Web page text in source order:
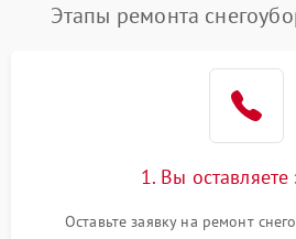
Этапы ремонта
1. Вы оставляете
Оставьте заявку на ремонт